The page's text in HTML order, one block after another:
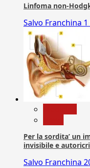
Linfoma non-
Salvo Franchina
Per la sordita’ un
invisibile e
Salvo Franchina